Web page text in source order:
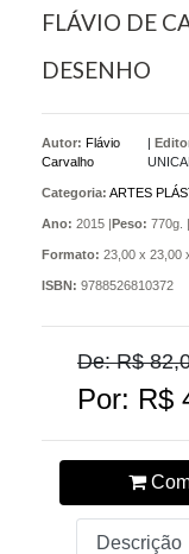
FLÁVIO DE
DESENHO
Autor: Flávio
Carvalho
|
Categoria: ARTES
Ano: 2015 |Peso: 770g. |
Formato: 23,00 x 23,00
ISBN: 9788526810372
De: R$
Por: R$
Descrição